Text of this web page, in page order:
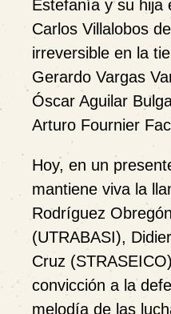
Estefanía y su hija
Carlos Villalobos
irreversible en la
Gerardo Vargas
Óscar Aguilar
Arturo Fournier
Hoy, en un
mantiene viva la
Rodríguez
(UTRABASI),
Cruz
convicción a la
melodía de las